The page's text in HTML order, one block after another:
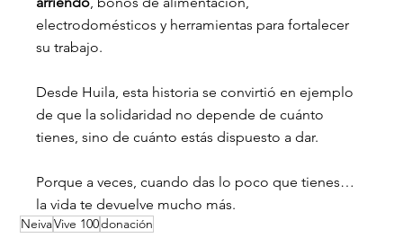
electrodomésticos y herramientas para fortalecer
su trabajo.
Desde Huila, esta historia se convirtió en ejemplo
de que la solidaridad no depende de cuánto
tienes, sino de cuánto estás dispuesto a dar.
Porque a veces, cuando das lo poco que tienes…
la vida te devuelve mucho más.
NeivaVive 100donación